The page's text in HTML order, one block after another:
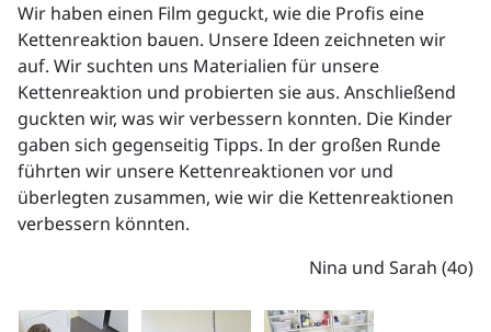
Wir haben einen Film geguckt, wie die Profis eine
Kettenreaktion bauen. Unsere Ideen zeichneten wir
auf. Wir suchten uns Materialien für unsere
Kettenreaktion und probierten sie aus. Anschließend
guckten wir, was wir verbessern konnten. Die Kinder
gaben sich gegenseitig Tipps. In der großen Runde
führten wir unsere Kettenreaktionen vor und
überlegten zusammen, wie wir die Kettenreaktionen
verbessern könnten.
Nina und Sarah (4o)